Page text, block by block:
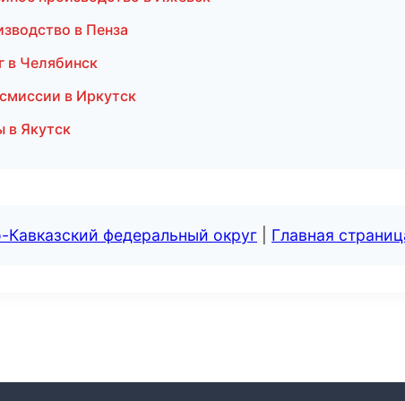
в Пенза
в Челябинск
в Иркутск
в Якутск
федеральный округ Главная